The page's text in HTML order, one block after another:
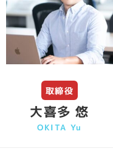
取締役
大喜多 悠
OKITA Yu